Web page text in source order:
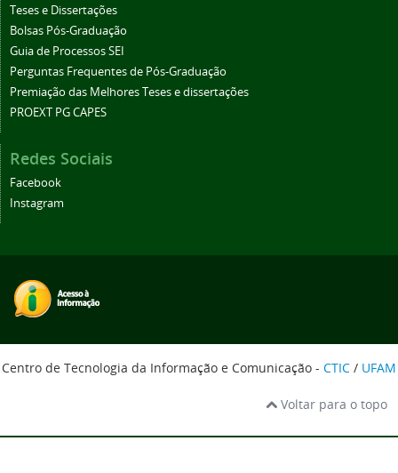
Teses e Dissertações
Bolsas Pós-Graduação
Guia de Processos SEI
Perguntas Frequentes de Pós-Graduação
Premiação das Melhores Teses e dissertações
PROEXT PG CAPES
Redes Sociais
Facebook
Instagram
Centro de Tecnologia da Informação e Comunicação - CTIC / UFAM
Voltar para o topo